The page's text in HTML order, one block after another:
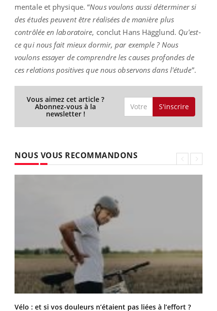
mentale et physique. “Nous voulons aussi déterminer si
des études peuvent être réalisées de manière plus
contrôlée en laboratoire, conclut Hans Hägglund. Qu'est-
ce qui nous fait mieux dormir, par exemple ? Nous
voulons essayer de comprendre les causes profondes de
ces relations positives que nous observons dans l'étude”.
Vous aimez cet article ?
Abonnez-vous à la
newsletter !
S'inscrire
NOUS VOUS RECOMMANDONS
Vélo : et si vos douleurs n’étaient pas liées à l’effort ?